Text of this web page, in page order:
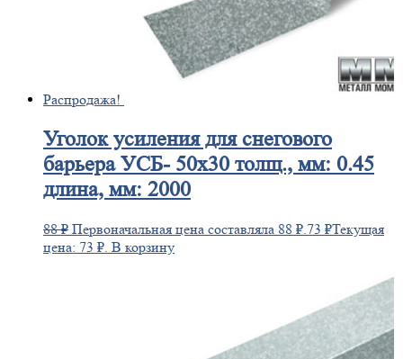
Распродажа!
Уголокусиления для снегового
барьера УСБ- 50х30 толщ., мм: 0.45
длина, мм: 2000
88₽ Первоначальная цена составляла 88 ₽.73 ₽Текущая
цена: 73 ₽. В корзину